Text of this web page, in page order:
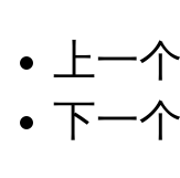
上一
下一个